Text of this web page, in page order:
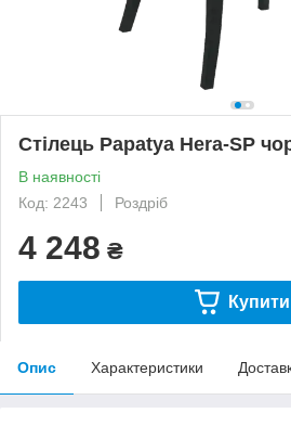
Стілець Papatya Hera-SP
В наявності
Код: 2243
Роздріб
4 248 ₴
Купити
Опис Характеристики